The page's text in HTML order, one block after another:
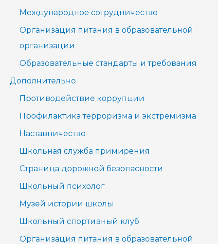
Международное сотрудничество
Организация питания в образовательной
организации
Образовательные стандарты и требования
Дополнительно
Противодействие коррупции
Профилактика терроризма и экстремизма
Наставничество
Школьная служба примирения
Страница дорожной безопасности
Школьный психолог
Музей истории школы
Школьный спортивный клуб
Организация питания в образовательной